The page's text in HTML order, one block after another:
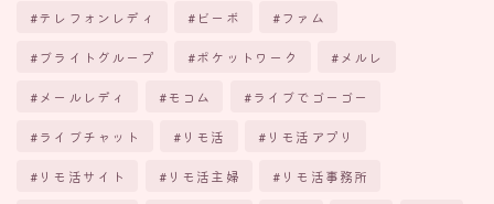
テレフォンレディ ビーボ ファム
ブライトグループ ポケットワーク メルレ
メールレディ モコム ライブでゴーゴー
ライブチャット リモ活 リモ活アプリ
リモ活サイト リモ活主婦 リモ活事務所